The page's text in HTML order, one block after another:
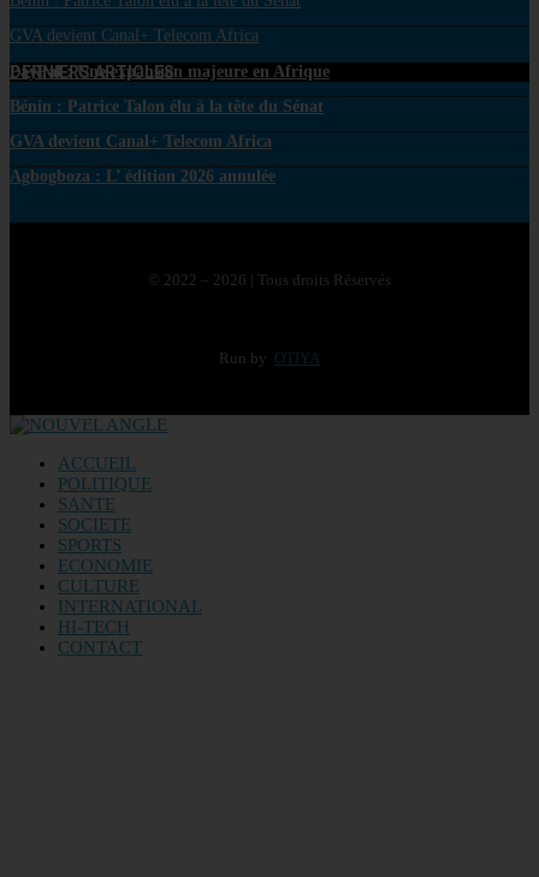
GVA devient Canal+ Telecom Africa
DERNIERS ARTICLES
PayPal : Une expansion majeure en Afrique
Bénin : Patrice Talon élu à la tête du Sénat
GVA devient Canal+ Telecom Africa
Agbogboza : L’ édition 2026 annulée
© 2022 – 2026 | Tous droits Réservés
Run by OTIYA
ACCUEIL
POLITIQUE
SANTE
SOCIETE
SPORTS
ECONOMIE
CULTURE
INTERNATIONAL
HI-TECH
CONTACT